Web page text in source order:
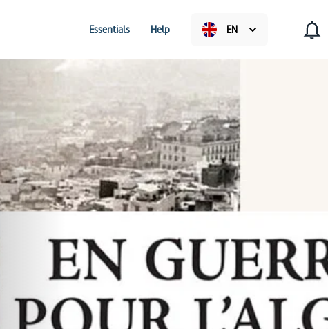
Essentials Help EN